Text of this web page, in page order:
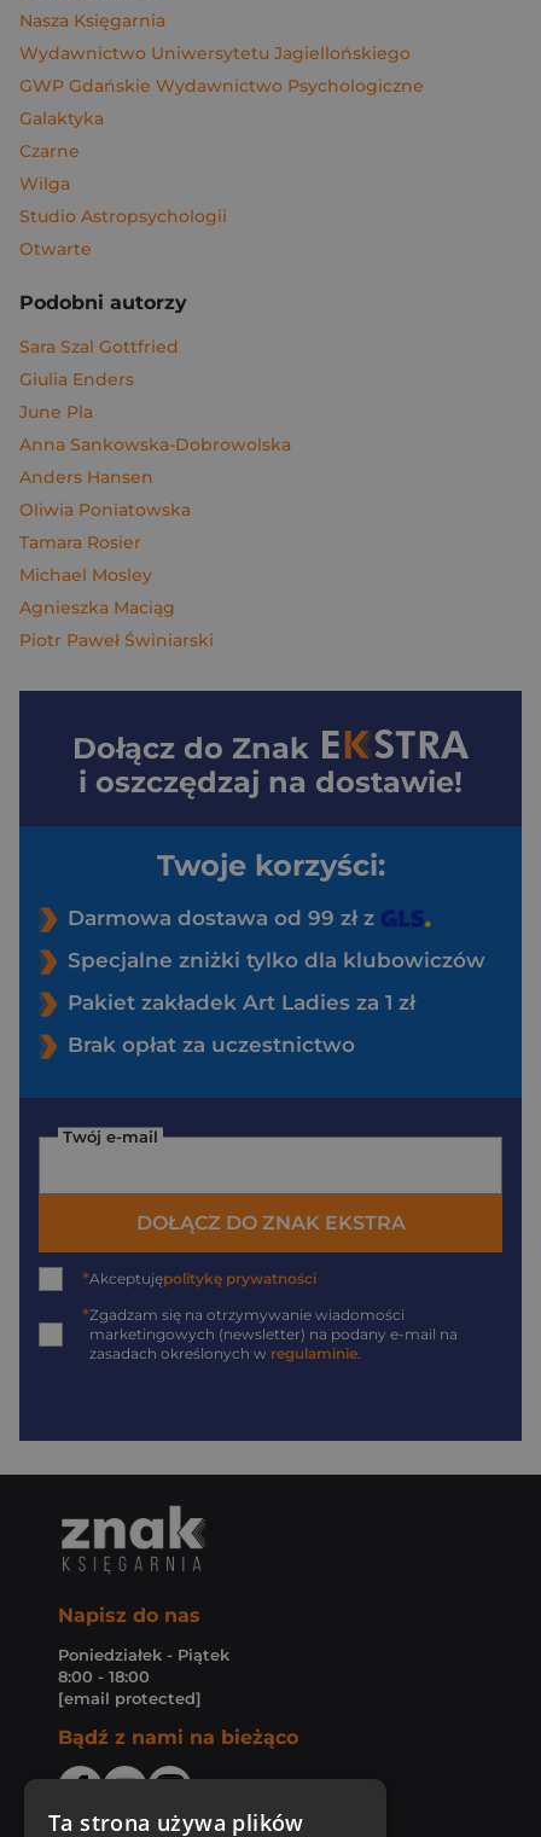
Nasza Księgarnia
Wydawnictwo Uniwersytetu Jagiellońskiego
GWP Gdańskie Wydawnictwo Psychologiczne
Galaktyka
Czarne
Wilga
Studio Astropsychologii
Otwarte
Podobni autorzy
Sara Szal Gottfried
Giulia Enders
June Pla
Anna Sankowska-Dobrowolska
Anders Hansen
Oliwia Poniatowska
Tamara Rosier
Michael Mosley
Agnieszka Maciąg
Piotr Paweł Świniarski
Dołącz do Znak
i oszczędzaj na dostawie!
Twoje korzyści:
Darmowa dostawa od 99 zł z
Specjalne zniżki tylko dla klubowiczów
Pakiet zakładek Art Ladies za 1 zł
Brak opłat za uczestnictwo
Twój e-mail
DOŁĄCZ DO ZNAK EKSTRA
*Akceptujępolitykę prywatności
*Zgadzam się na otrzymywanie wiadomości
marketingowych (newsletter) na podany e-mail na
zasadach określonych w regulaminie.
Napisz do nas
Poniedziałek - Piątek
8:00 - 18:00
[email protected]
Bądź z nami na bieżąco
Ta strona używa plików